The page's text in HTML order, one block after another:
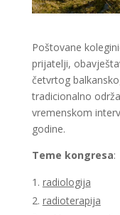
Poštovane
prijatelji,
četvrtog
tradicionalno
vremenskom
godine.
Teme kongresa:
radiologija
radioterapija